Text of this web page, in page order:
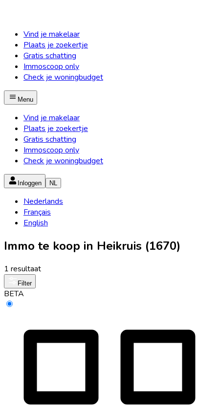
Vind je makelaar
Plaats je zoekertje
Gratis schatting
Immoscoop only
Check je woningbudget
Menu
Vind je makelaar
Plaats je zoekertje
Gratis schatting
Immoscoop only
Check je woningbudget
Inloggen NL
Nederlands
Français
English
Immo te koop in Heikruis (1670)
1 resultaat
Filter
BETA